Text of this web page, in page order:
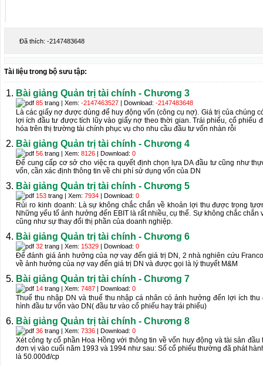
Đã thích: -2147483648
Tài liệu trong bộ sưu tập:
Bài giảng Quản trị tài chính - Chương 3
85 trang | Xem: -2147463527 | Download: -2147483648
Là các giấy nợ được dùng để huy động vốn (công cụ nợ). Giá trị của chúng
lợi ích đầu tư được tích lũy vào giấy nợ theo thời gian. Trái phiếu, cổ phiếu
hóa trên thị trường tài chính phục vụ cho nhu cầu đầu tư vốn nhàn rỗi
Bài giảng Quản trị tài chính - Chương 4
56 trang | Xem: 8126 | Download: 0
Để cung cấp cơ sở cho việc ra quyết định chọn lựa DA đầu tư cũng như
vốn, cần xác định thông tin về chi phí sử dụng vốn của DN
Bài giảng Quản trị tài chính - Chương 5
153 trang | Xem: 7934 | Download: 0
Rủi ro kinh doanh: Là sự không chắc chắn về khoản lợi thu được trong
Những yếu tố ảnh hưởng đến EBIT là rất nhiều, cụ thể. Sự không chắc
cũng như sự thay đổi thị phần của doanh nghiệp.
Bài giảng Quản trị tài chính - Chương 6
32 trang | Xem: 15329 | Download: 0
Để đánh giá ảnh hưởng của nợ vay đến giá trị DN, 2 nhà nghiên cứu
về ảnh hưởng của nợ vay đến giá trị DN và được gọi là lý thuyết M&M
Bài giảng Quản trị tài chính - Chương 7
14 trang | Xem: 7487 | Download: 0
Thuế thu nhập DN và thuế thu nhập cá nhân có ảnh hưởng đến lợi ích
hình đầu tư vốn vào DN( đầu tư vào cổ phiếu hay trái phiếu)
Bài giảng Quản trị tài chính - Chương 8
36 trang | Xem: 7336 | Download: 0
Xét công ty cổ phần Hoa Hồng với thông tin về vốn huy động và tài sản
đơn vị vào cuối năm 1993 và 1994 như sau: Số cổ phiếu thường đã phát
là 50.000đ/cp